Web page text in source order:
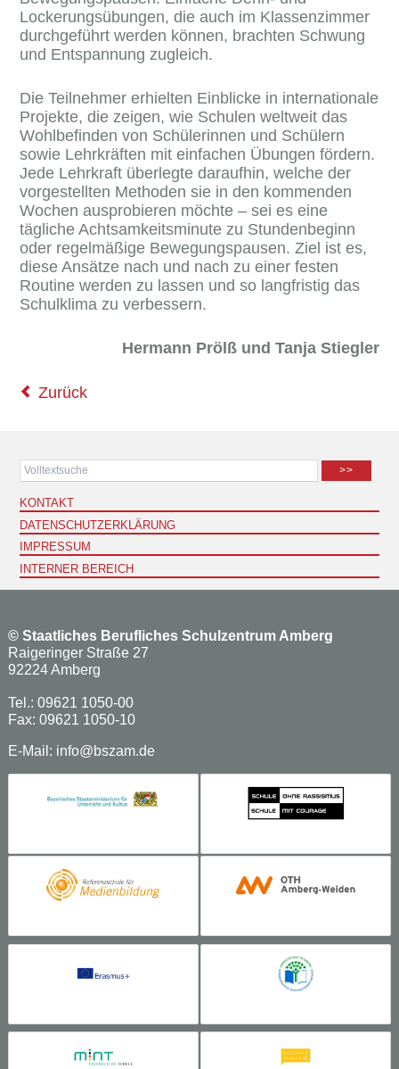
Lockerungsübungen, die auch im Klassenzimmer
durchgeführt werden können, brachten Schwung
und Entspannung zugleich.
Die Teilnehmer erhielten Einblicke in internationale
Projekte, die zeigen, wie Schulen weltweit das
Wohlbefinden von Schülerinnen und Schülern
sowie Lehrkräften mit einfachen Übungen fördern.
Jede Lehrkraft überlegte daraufhin, welche der
vorgestellten Methoden sie in den kommenden
Wochen ausprobieren möchte – sei es eine
tägliche Achtsamkeitsminute zu Stundenbeginn
oder regelmäßige Bewegungspausen. Ziel ist es,
diese Ansätze nach und nach zu einer festen
Routine werden zu lassen und so langfristig das
Schulklima zu verbessern.
Hermann Prölß und Tanja Stiegler
Zurück
>>
KONTAKT
DATENSCHUTZERKLÄRUNG
IMPRESSUM
INTERNER BEREICH
© Staatliches Berufliches Schulzentrum Amberg
Raigeringer Straße 27
92224 Amberg
Tel.: 09621 1050-00
Fax: 09621 1050-10
E-Mail: info@bszam.de